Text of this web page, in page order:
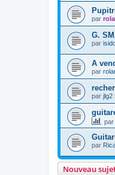
par
G.
par
A
par
par jlg2
par
par
Nouveau